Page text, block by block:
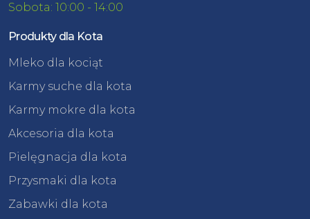
Sobota: 10:00 - 14:00
Produkty dla Kota
Mleko dla kociąt
Karmy suche dla kota
Karmy mokre dla kota
Akcesoria dla kota
Pielęgnacja dla kota
Przysmaki dla kota
Zabawki dla kota